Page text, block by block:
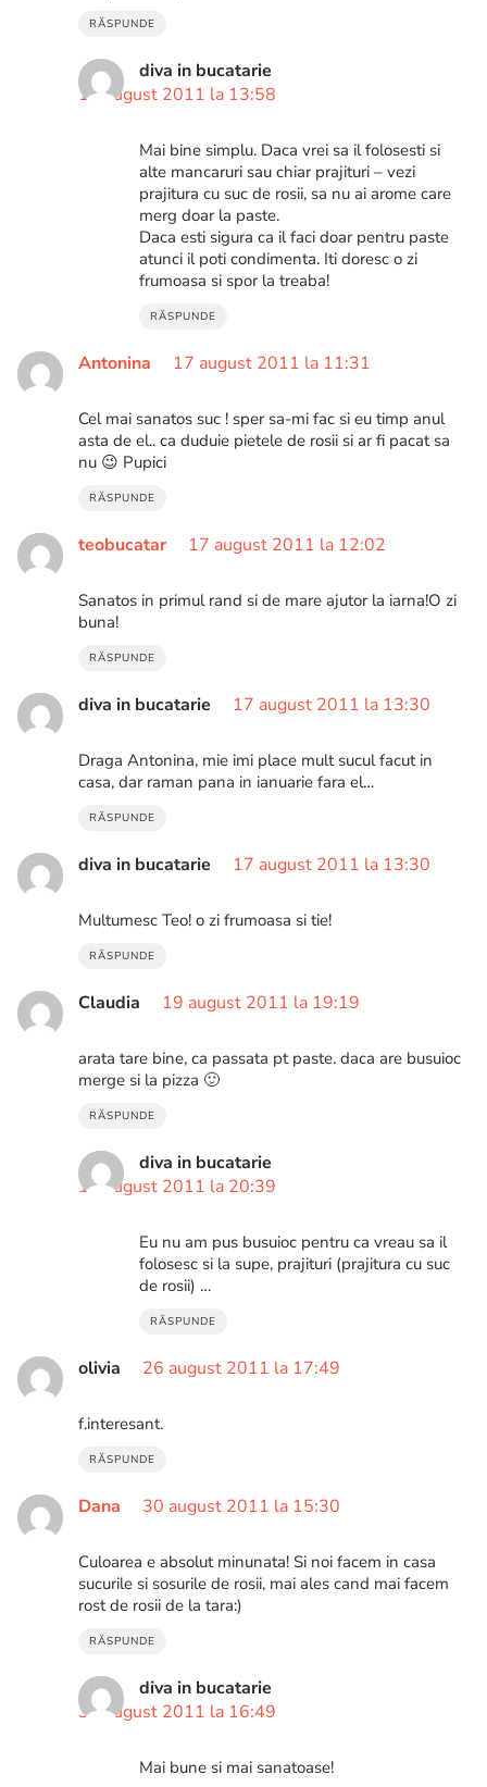
RĂSPUNDE
diva in bucatarie
17 august 2011 la 13:58
Mai bine simplu. Daca vrei sa il folosesti si
alte mancaruri sau chiar prajituri – vezi
prajitura cu suc de rosii, sa nu ai arome care
merg doar la paste.
Daca esti sigura ca il faci doar pentru paste
atunci il poti condimenta. Iti doresc o zi
frumoasa si spor la treaba!
RĂSPUNDE
Antonina 17 august 2011 la 11:31
Cel mai sanatos suc ! sper sa-mi fac si eu timp anul
asta de el.. ca duduie pietele de rosii si ar fi pacat sa
nu 😉 Pupici
RĂSPUNDE
teobucatar 17 august 2011 la 12:02
Sanatos in primul rand si de mare ajutor la iarna!O zi
buna!
RĂSPUNDE
diva in bucatarie 17 august 2011 la 13:30
Draga Antonina, mie imi place mult sucul facut in
casa, dar raman pana in ianuarie fara el…
RĂSPUNDE
diva in bucatarie 17 august 2011 la 13:30
Multumesc Teo! o zi frumoasa si tie!
RĂSPUNDE
Claudia 19 august 2011 la 19:19
arata tare bine, ca passata pt paste. daca are busuioc
merge si la pizza 🙂
RĂSPUNDE
diva in bucatarie
19 august 2011 la 20:39
Eu nu am pus busuioc pentru ca vreau sa il
folosesc si la supe, prajituri (prajitura cu suc
de rosii) …
RĂSPUNDE
olivia 26 august 2011 la 17:49
f.interesant.
RĂSPUNDE
Dana 30 august 2011 la 15:30
Culoarea e absolut minunata! Si noi facem in casa
sucurile si sosurile de rosii, mai ales cand mai facem
rost de rosii de la tara:)
RĂSPUNDE
diva in bucatarie
30 august 2011 la 16:49
Mai bune si mai sanatoase!